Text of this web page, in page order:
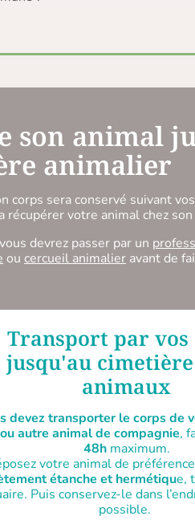
son animal
animalier
corps sera conservé suivant
récupérer votre animal chez
devrez passer par un
ou cercueil animalier avant de
Transport par vos
jusqu'au
animaux
devez transporter le corps de
autre animal de compagnie,
48h maximum.
votre animal de préférence
étanche et hermétique,
Puis conservez-le dans
possible.